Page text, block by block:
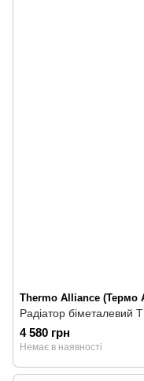
Thermo Alliance (Термо
Радіатор біметалевий
4 580 грн
Немає в наявності